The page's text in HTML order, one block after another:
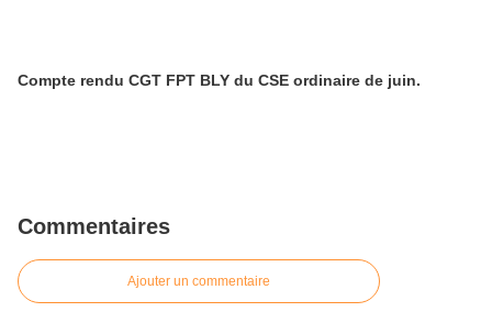
Compte rendu CGT FPT BLY du CSE ordinaire de juin.
Commentaires
Ajouter un commentaire